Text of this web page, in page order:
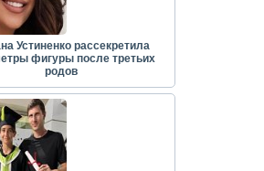
Устиненко рассекретила
фигуры после третьих
родов